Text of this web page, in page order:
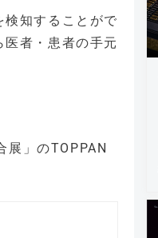
知することがで
者・患者の手元
」のTOPPAN